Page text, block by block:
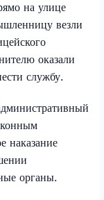
на улице
везли
оказали
службу.
наказание
органы.